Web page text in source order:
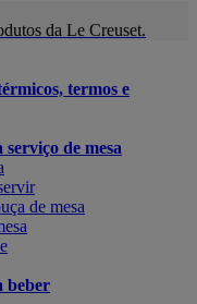
da Le Creuset.
termos e
de mesa
de mesa
beber